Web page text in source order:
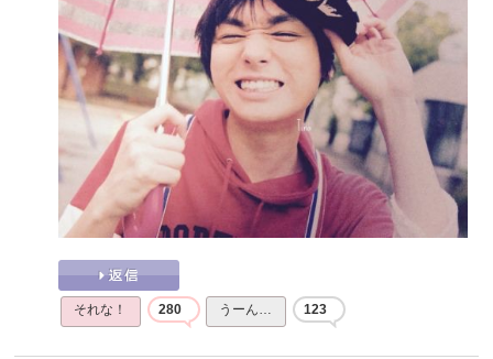
それな！ 280 うーん… 123